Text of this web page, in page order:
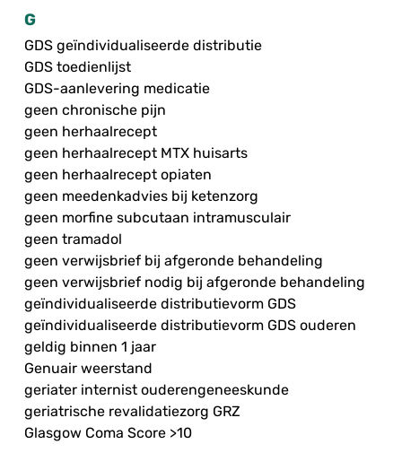
G
GDS geïndividualiseerde distributie
GDS toedienlijst
GDS-aanlevering medicatie
geen chronische pijn
geen herhaalrecept
geen herhaalrecept MTX huisarts
geen herhaalrecept opiaten
geen meedenkadvies bij ketenzorg
geen morfine subcutaan intramusculair
geen tramadol
geen verwijsbrief bij afgeronde behandeling
geen verwijsbrief nodig bij afgeronde behandeling
geïndividualiseerde distributievorm GDS
geïndividualiseerde distributievorm GDS ouderen
geldig binnen 1 jaar
Genuair weerstand
geriater internist ouderengeneeskunde
geriatrische revalidatiezorg GRZ
Glasgow Coma Score >10